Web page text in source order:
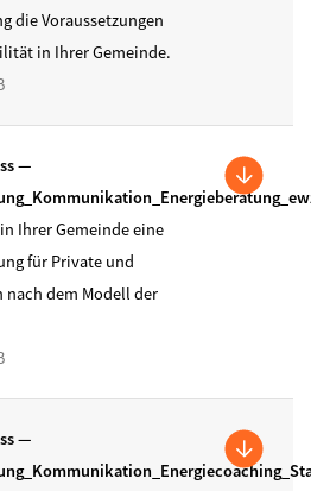
die Voraussetzungen
in Ihrer Gemeinde.
—
Ihrer Gemeinde eine
für Private und
nach dem Modell der
—